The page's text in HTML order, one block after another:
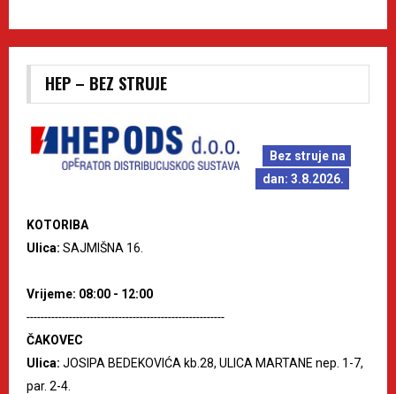
HEP – BEZ STRUJE
Bez struje na
dan: 3.8.2026.
KOTORIBA
Ulica: SAJMIŠNA 16.
Vrijeme: 08:00 - 12:00
--------------------------------------------------------
ČAKOVEC
Ulica: JOSIPA BEDEKOVIĆA kb.28, ULICA MARTANE nep. 1-7,
par. 2-4.